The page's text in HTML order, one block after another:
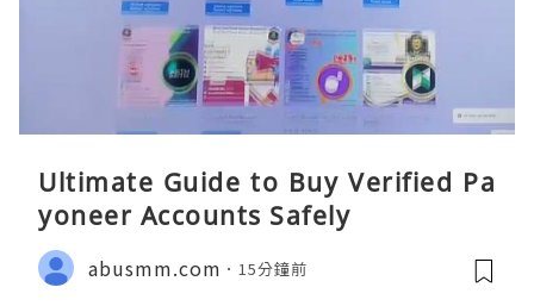
Ultimate Guide to Buy Verified Pa
yoneer Accounts Safely
abusmm.com 15分鐘前